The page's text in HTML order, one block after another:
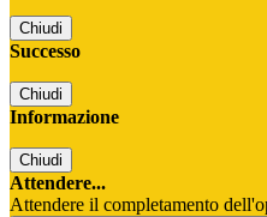
Chiudi
Successo
Chiudi
Informazione
Chiudi
Attendere...
Attendere il completamento